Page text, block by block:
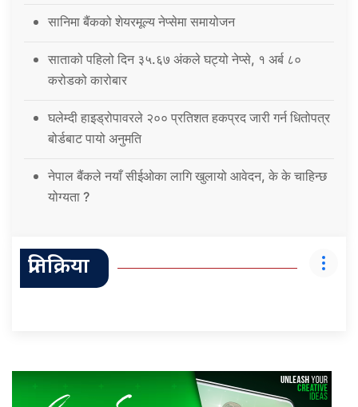
सानिमा बैंकको शेयरमूल्य नेप्सेमा समायोजन
साताको पहिलो दिन ३५.६७ अंकले घट्यो नेप्से, १ अर्ब ८०
करोडको कारोबार
घलेम्दी हाइड्रोपावरले २०० प्रतिशत हकप्रद जारी गर्न धितोपत्र
बोर्डबाट पायो अनुमति
नेपाल बैंकले नयाँ सीईओका लागि खुलायो आवेदन, के के चाहिन्छ
योग्यता ?
प्रतिक्रिया